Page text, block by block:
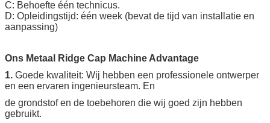
C: Behoefte één technicus.
D: Opleidingstijd: één week (bevat de tijd van installatie en
aanpassing)
Ons Metaal Ridge Cap Machine Advantage
1. Goede kwaliteit: Wij hebben een professionele ontwerper
en een ervaren ingenieursteam. En
de grondstof en de toebehoren die wij goed zijn hebben
gebruikt.